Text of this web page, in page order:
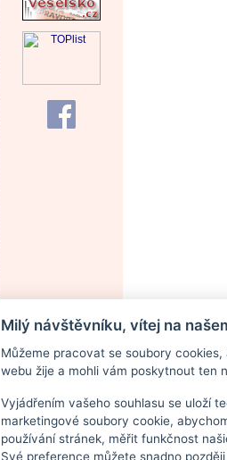
Milý návštěvníku, vítej na
Můžeme pracovat se soubory
webu žije a mohli vám poskytnout ten
Vyjádřením vašeho souhlasu se uloží
marketingové soubory cookie,
používání stránek, měřit funkčnost
Své preference můžete snadno